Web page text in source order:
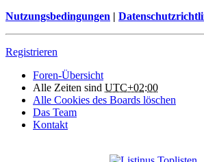
Nutzungsbedingungen |
Registrieren
Foren-Übersicht
Alle Zeiten sind UTC+02:00
Alle Cookies des Boards löschen
Das Team
Kontakt